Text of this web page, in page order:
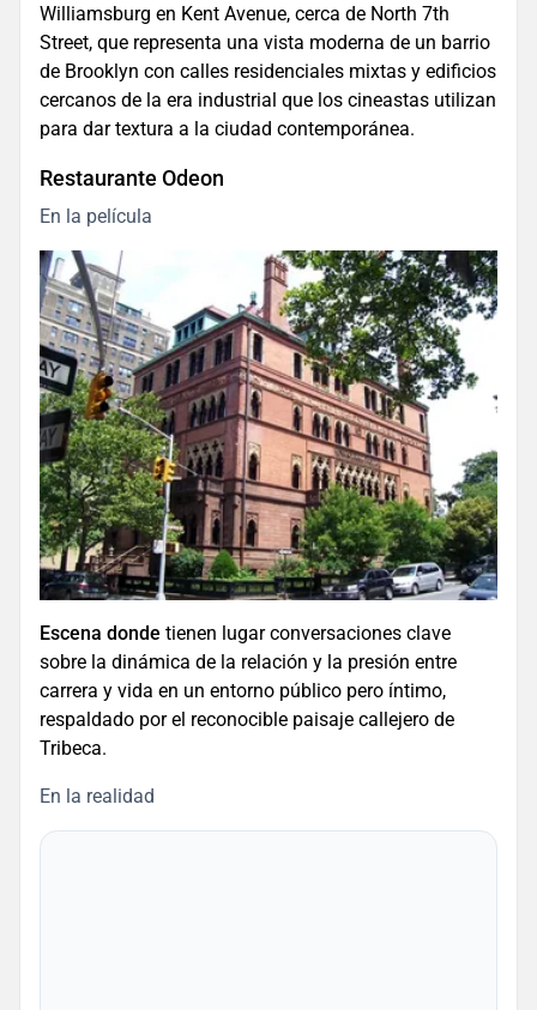
Williamsburg en Kent Avenue, cerca de North 7th
Street, que representa una vista moderna de un barrio
de Brooklyn con calles residenciales mixtas y edificios
cercanos de la era industrial que los cineastas utilizan
para dar textura a la ciudad contemporánea.
Restaurante Odeon
En la película
Escena donde tienen lugar conversaciones clave
sobre la dinámica de la relación y la presión entre
carrera y vida en un entorno público pero íntimo,
respaldado por el reconocible paisaje callejero de
Tribeca.
En la realidad